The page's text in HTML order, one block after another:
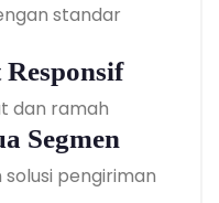
standar
dan ramah
Segmen
pengiriman